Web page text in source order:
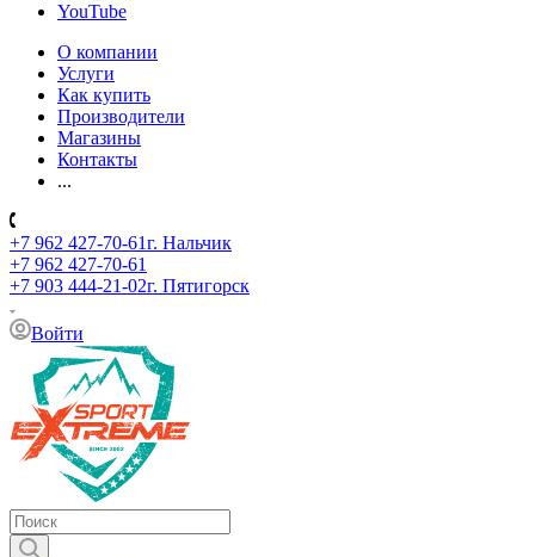
YouTube
О компании
Услуги
Как купить
Производители
Магазины
Контакты
...
+7 962 427-70-61г. Нальчик
+7 962 427-70-61
+7 903 444-21-02г. Пятигорск
Войти